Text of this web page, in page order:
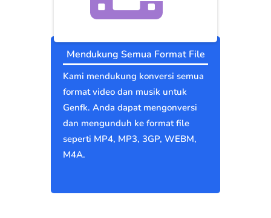
Mendukung Semua Format File
Kami mendukung konversi semua
format video dan musik untuk
Genfk. Anda dapat mengonversi
dan mengunduh ke format file
seperti MP4, MP3, 3GP, WEBM,
M4A.